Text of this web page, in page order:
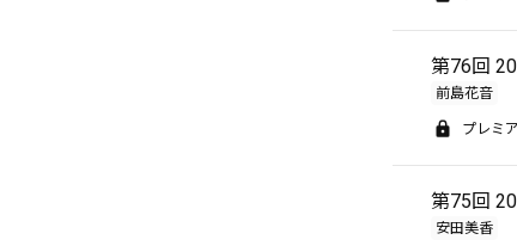
第76回
前島花音
プレミ
第75回
安田美香